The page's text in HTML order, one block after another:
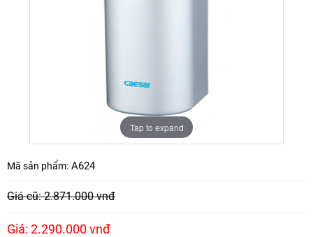
Tap to expand
Mã sản phẩm: A624
Giá cũ: 2.871.000 vnđ
Giá: 2.290.000 vnđ